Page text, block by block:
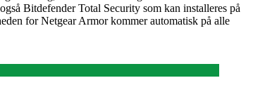
Bitdefender Total Security som kan installeres på
for Netgear Armor kommer automatisk på alle